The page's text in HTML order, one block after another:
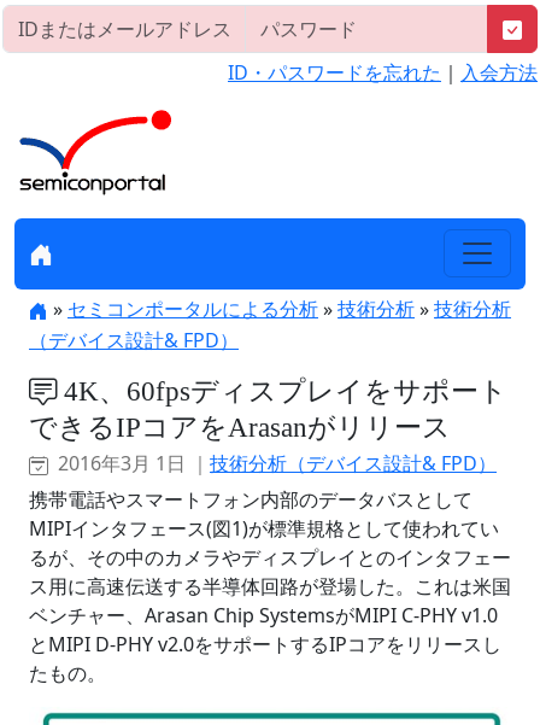
ID・パスワードを忘れた ｜ 入会方法
» セミコンポータルによる分析»技術分析»技術分析
（デバイス設計& FPD）
4K、60fpsディスプレイをサポート
できるIPコアをArasanがリリース
2016年3月 1日 ｜ 技術分析（デバイス設計& FPD）
携帯電話やスマートフォン内部のデータバスとして
MIPIインタフェース(図1)が標準規格として使われてい
るが、その中のカメラやディスプレイとのインタフェー
ス用に高速伝送する半導体回路が登場した。これは米国
ベンチャー、Arasan Chip SystemsがMIPI C-PHY v1.0
とMIPI D-PHY v2.0をサポートするIPコアをリリースし
たもの。